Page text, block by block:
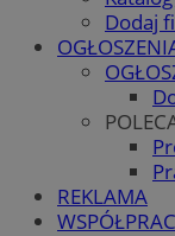
Dodaj
REKLAMA